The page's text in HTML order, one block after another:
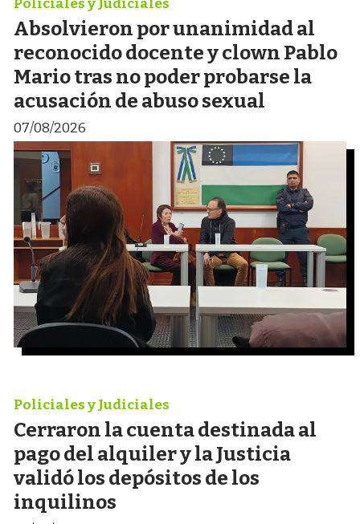
Absolvieron por unanimidad al
reconocido docente y clown Pablo
Mario tras no poder probarse la
acusación de abuso sexual
Policiales y Judiciales
07/08/2026
Cerraron la cuenta destinada al
pago del alquiler y la Justicia
validó los depósitos de los
inquilinos
Policiales y Judiciales